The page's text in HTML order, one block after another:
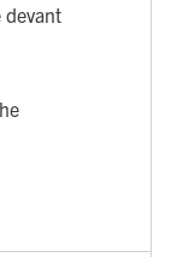
devant